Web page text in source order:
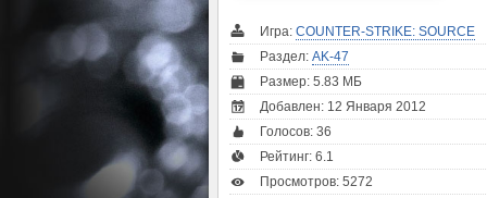
Игра: COUNTER-STRIKE: SOURCE
Раздел: AK-47
Размер: 5.83 МБ
Добавлен: 12 Января 2012
Голосов: 36
Рейтинг: 6.1
Просмотров: 5272